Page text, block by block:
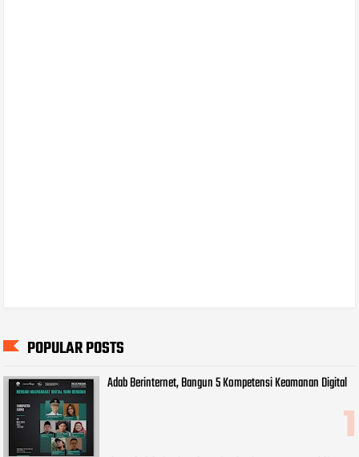
POPULAR POSTS
Adab Berinternet, Bangun 5 Kompetensi Keamanan Digital